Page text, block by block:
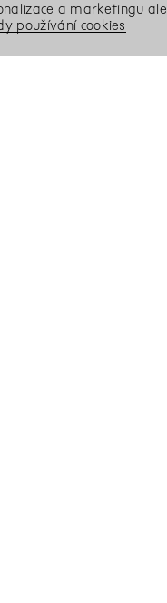
a marketingu ale
používání cookies